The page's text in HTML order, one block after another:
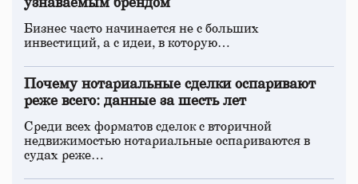
узнаваемым брендом
Бизнес часто начинается не с больших
инвестиций, а с идеи, в которую…
Почему нотариальные сделки оспаривают
реже всего: данные за шесть лет
Среди всех форматов сделок с вторичной
недвижимостью нотариальные оспариваются в
судах реже…